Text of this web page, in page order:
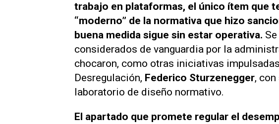
trabajo en plataformas, el único ítem que
“moderno” de la normativa que hizo
buena medida sigue sin estar operativa.
considerados de vanguardia por la
chocaron, como otras iniciativas
Desregulación, Federico Sturzenegger,
laboratorio de diseño normativo.
El apartado que promete regular el